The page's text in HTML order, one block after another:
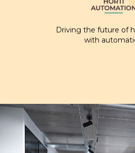
Driving the future of
with